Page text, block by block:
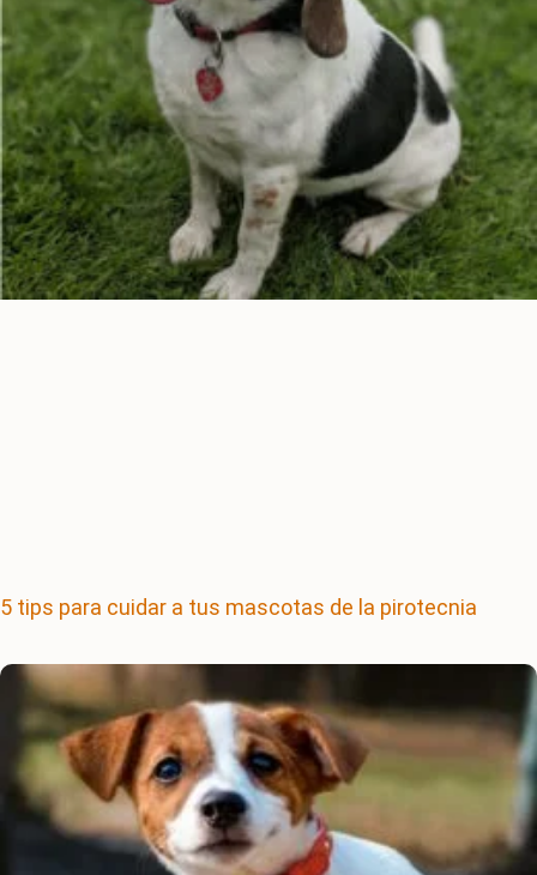
5 tips para cuidar a tus mascotas de la pirotecnia